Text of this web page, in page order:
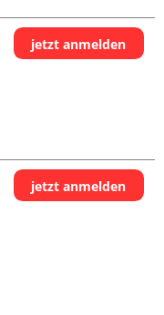
jetzt anmelden
jetzt anmelden